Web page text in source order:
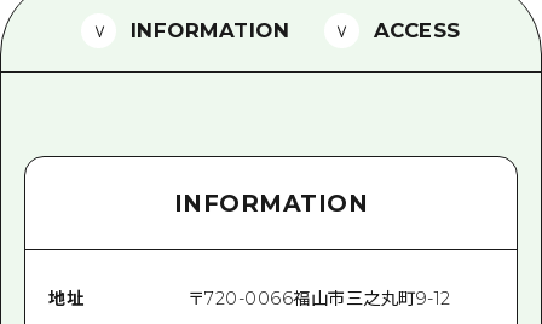
自然
廣島視頻
照片下載
INFORMATION ACCESS
INFORMATION
地址 〒720-0066福山市三之丸町9-12